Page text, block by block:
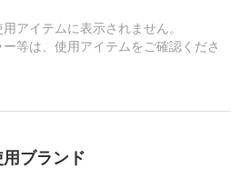
アイテムに表示されません。
等は、使用アイテムをご確認くださ
用ブランド